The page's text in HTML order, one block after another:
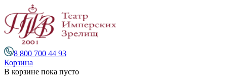
8 800 700 44 93
Корзина
В корзине пока пусто